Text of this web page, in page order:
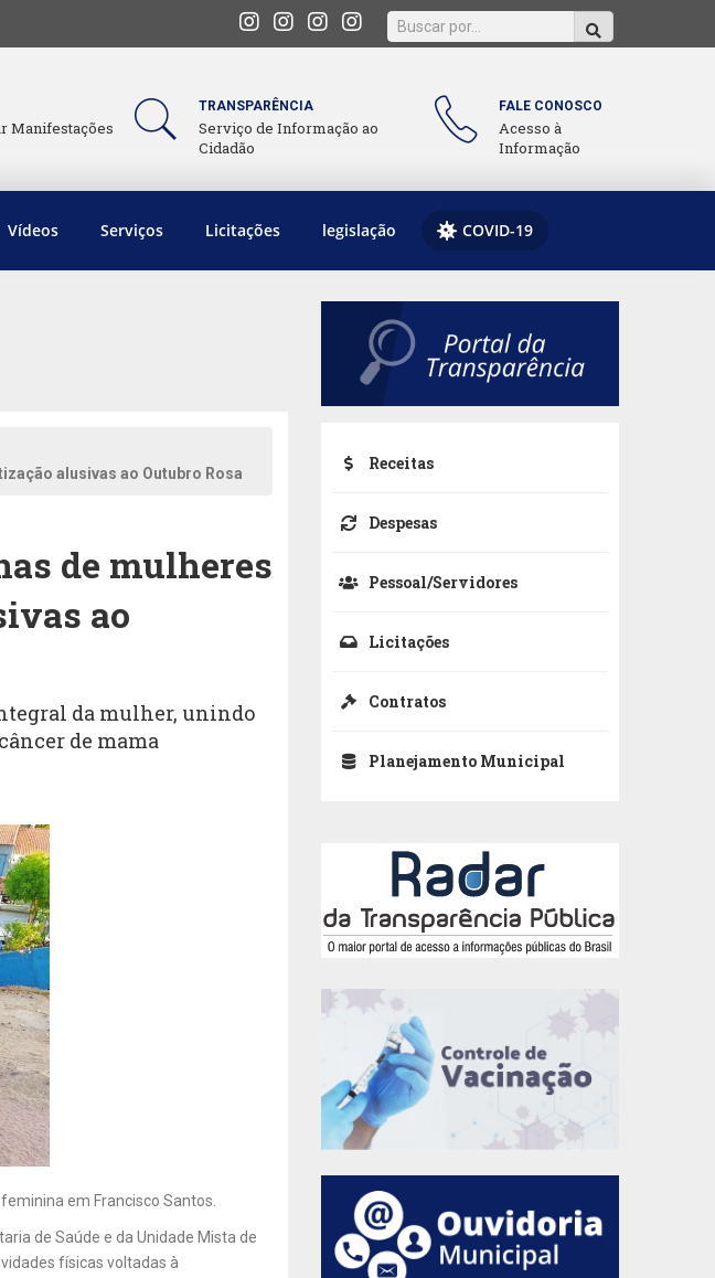
Manifestações
TRANSPARÊNCIA
Serviço de Informação ao
Cidadão
FALE CONOSCO
Acesso à
Informação
Vídeos Serviços Licitações legislação COVID-19
alusivas ao Outubro Rosa
de mulheres
ao
da mulher, unindo
de mama
em Francisco Santos.
de Saúde e da Unidade Mista de
físicas voltadas à
Receitas
Despesas
Pessoal/Servidores
Licitações
Contratos
Planejamento Municipal